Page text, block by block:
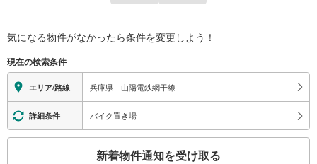
・飾磨西中学校まで徒歩約18分
弊社が選ばれる理由
1.お金の扱い方のプロ、ファイナンシャルプランナーが資金計画をサポー
ト！
2.買い替えなどにも対応できる売却専門チームあり！
3.たくさんの銀行と繋がりがあるため、最も低金利になるように審査が可
能！
4.物件のお引渡し後に必要になったお家のリフォームも弊社のリフォームプ
ランナーがご提案！
5.定期的にご連絡を繋ぎ、有事の際に迅速にサポートいたします
気になる物件がなかったら条件を変更しよう！
現在の検索条件
エリア/路線 兵庫県｜山陽電鉄網干線
詳細条件 バイク置き場
新着物件通知を受け取る